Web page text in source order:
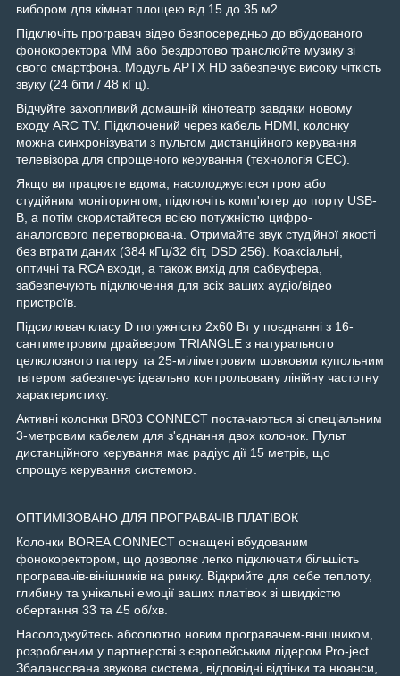
вибором для кімнат площею від 15 до 35 м2.
Підключіть програвач відео безпосередньо до вбудованого
фонокоректора MM або бездротово транслюйте музику зі
свого смартфона. Модуль APTX HD забезпечує високу чіткість
звуку (24 біти / 48 кГц).
Відчуйте захопливий домашній кінотеатр завдяки новому
входу ARC TV. Підключений через кабель HDMI, колонку
можна синхронізувати з пультом дистанційного керування
телевізора для спрощеного керування (технологія CEC).
Якщо ви працюєте вдома, насолоджуєтеся грою або
студійним моніторингом, підключіть комп'ютер до порту USB-
B, а потім скористайтеся всією потужністю цифро-
аналогового перетворювача. Отримайте звук студійної якості
без втрати даних (384 кГц/32 біт, DSD 256). Коаксіальні,
оптичні та RCA входи, а також вихід для сабвуфера,
забезпечують підключення для всіх ваших аудіо/відео
пристроїв.
Підсилювач класу D потужністю 2x60 Вт у поєднанні з 16-
сантиметровим драйвером TRIANGLE з натурального
целюлозного паперу та 25-міліметровим шовковим купольним
твітером забезпечує ідеально контрольовану лінійну частотну
характеристику.
Активні колонки BR03 CONNECT постачаються зі спеціальним
3-метровим кабелем для з'єднання двох колонок. Пульт
дистанційного керування має радіус дії 15 метрів, що
спрощує керування системою.
ОПТИМІЗОВАНО ДЛЯ ПРОГРАВАЧІВ ПЛАТІВОК
Колонки BOREA CONNECT оснащені вбудованим
фонокоректором, що дозволяє легко підключати більшість
програвачів-вінішників на ринку. Відкрийте для себе теплоту,
глибину та унікальні емоції ваших платівок зі швидкістю
обертання 33 та 45 об/хв.
Насолоджуйтесь абсолютно новим програвачем-вінішником,
розробленим у партнерстві з європейським лідером Pro-ject.
Збалансована звукова система, відповідні відтінки та нюанси,